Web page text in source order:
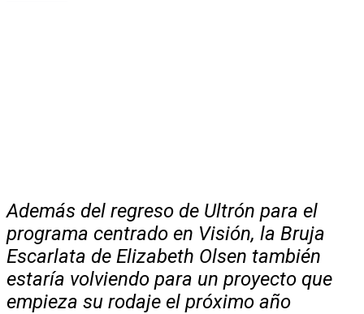
Además del regreso de Ultrón para el
programa centrado en Visión, la Bruja
Escarlata de Elizabeth Olsen también
estaría volviendo para un proyecto que
empieza su rodaje el próximo año